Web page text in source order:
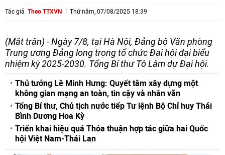
Tác giả Theo TTXVN Thứ năm, 07/08/2025 18:39
(Mặt trận) - Ngày 7/8, tại Hà Nội, Đảng bộ Văn phòng
Trung ương Đảng long trọng tổ chức Đại hội đại biểu
nhiệm kỳ 2025-2030. Tổng Bí thư Tô Lâm dự Đại hội.
Thủ tướng Lê Minh Hưng: Quyết tâm xây dựng một
không gian mạng an toàn, tin cậy và nhân văn
Tổng Bí thư, Chủ tịch nước tiếp Tư lệnh Bộ Chỉ huy Thái
Bình Dương Hoa Kỳ
Triển khai hiệu quả Thỏa thuận hợp tác giữa hai Quốc
hội Việt Nam-Thái Lan